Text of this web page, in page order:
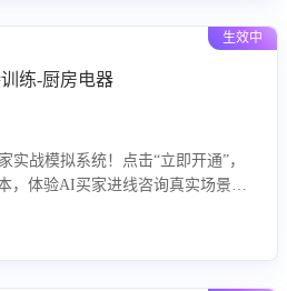
生效中
练-厨房电器
实战模拟系统！点击“立即开通”，
，体验AI买家进线咨询真实场景训